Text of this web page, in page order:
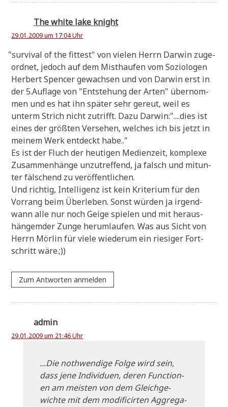
The white lake knight
29.01.2009 um 17:04 Uhr
"sur­vi­val of the fit­test" von vie­len Herrn Dar­win zuge­
ord­net, jedoch auf dem Mist­hau­fen vom Sozio­lo­gen
Her­bert Spen­cer gewach­sen und von Dar­win erst in
der 5.Auflage von "Ent­ste­hung der Arten" über­nom­
men und es hat ihn spä­ter sehr gereut, weil es
unterm Strich nicht zutrifft. Dazu Darwin:"....dies ist
eines der größ­ten Ver­se­hen, wel­ches ich bis jetzt in
mei­nem Werk ent­deckt habe.."
Es ist der Fluch der heu­ti­gen Medi­en­zeit, kom­ple­xe
Zusam­men­hän­ge unzu­tref­fend, ja falsch und mit­un­
ter fäl­schend zu veröffentlichen.
Und rich­tig, Intel­li­genz ist kein Kri­te­ri­um für den
Vor­rang beim Über­le­ben. Sonst wür­den ja irgend­
wann alle nur noch Gei­ge spie­len und mit her­aus­
hän­gem­der Zun­ge her­um­lau­fen. Was aus Sicht von
Herrn Mör­lin für vie­le wie­der­um ein rie­si­ger Fort­
schritt wäre.;))
Zum Antworten anmelden
admin
29.01.2009 um 21:46 Uhr
...Die not­hwen­di­ge Fol­ge wird sein,
dass jene Indi­vi­du­en, deren Func­tion­
en am mei­sten von dem Gleich­ge­
wich­te mit dem modi­fi­ci­r­ten Aggre­ga­